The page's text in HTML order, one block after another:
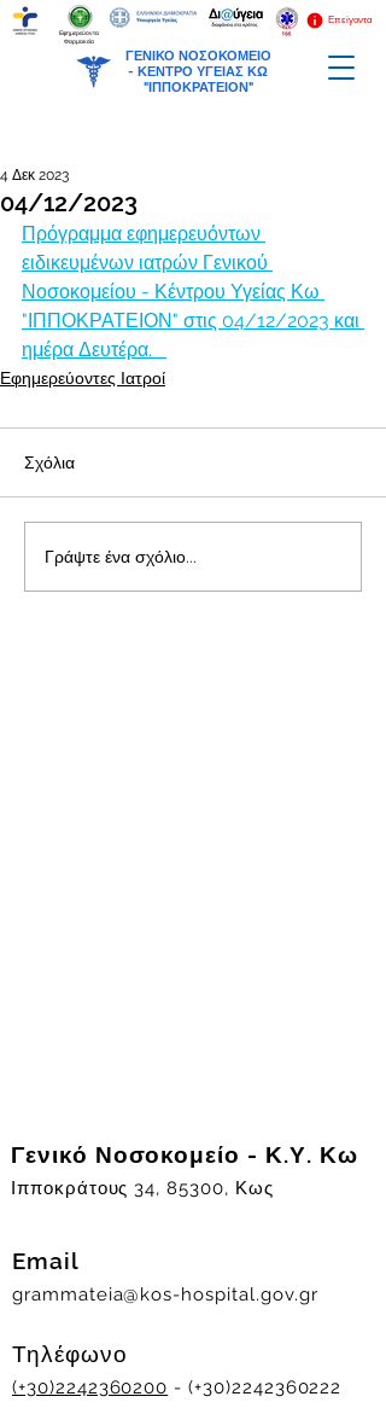
ΓΕΝΙΚΟ ΝΟΣΟΚΟΜΕΙΟ
- ΚΕΝΤΡΟ ΥΓΕΙΑΣ ΚΩ
"ΙΠΠΟΚΡΑΤΕΙΟΝ"
Επείγοντα
Εφημερεύοντα
Φαρμακεία
04/12/2023
4 Δεκ 2023
Πρόγραμμα εφημερευόντων
ειδικευμένων ιατρών Γενικού
Νοσοκομείου - Κέντρου Υγείας Κω
"ΙΠΠΟΚΡΑΤΕΙΟΝ" στις 04/12/2023 και
ημέρα Δευτέρα.
Εφημερεύοντες Ιατροί
Σχόλια
Γράψτε ένα σχόλιο...
Γενικό Νοσοκομείο - Κ.Υ. Κω
Ιπποκράτους 34, 85300, Κως
Email
grammateia@kos-hospital.gov.gr
Τηλέφωνο
(+30)2242360200 - (+30)2242360222